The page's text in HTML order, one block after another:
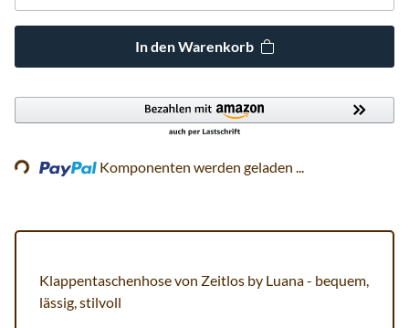
In den Warenkorb
Loading... Komponenten werden geladen ...
Klappentaschenhose von Zeitlos by Luana - bequem,
lässig, stilvoll